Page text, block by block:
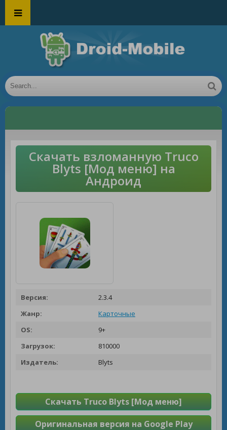
Скачать взломанную Truco
Blyts [Мод меню] на
Андроид
Версия:
2.3.4
Жанр:
Карточные
OS:
9+
Загрузок:
810000
Издатель:
Blyts
Скачать Truco Blyts [Мод меню]
Оригинальная версия на Google Play